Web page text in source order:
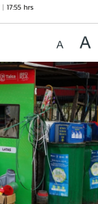
17:55 hrs